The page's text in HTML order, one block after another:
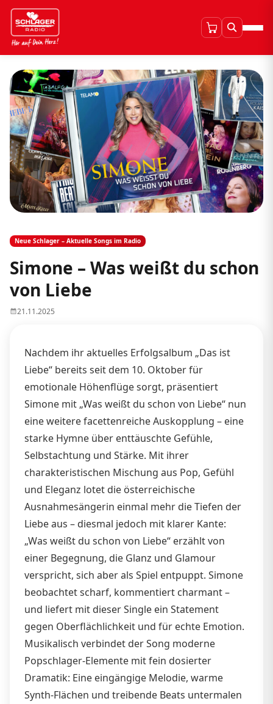
Neue Schlager – Aktuelle Songs im Radio
Simone – Was weißt du schon
von Liebe
21.11.2025
Nachdem ihr aktuelles Erfolgsalbum „Das ist
Liebe“ bereits seit dem 10. Oktober für
emotionale Höhenflüge sorgt, präsentiert
Simone mit „Was weißt du schon von Liebe“ nun
eine weitere facettenreiche Auskopplung – eine
starke Hymne über enttäuschte Gefühle,
Selbstachtung und Stärke. Mit ihrer
charakteristischen Mischung aus Pop, Gefühl
und Eleganz lotet die österreichische
Ausnahmesängerin einmal mehr die Tiefen der
Liebe aus – diesmal jedoch mit klarer Kante:
„Was weißt du schon von Liebe“ erzählt von
einer Begegnung, die Glanz und Glamour
verspricht, sich aber als Spiel entpuppt. Simone
beobachtet scharf, kommentiert charmant –
und liefert mit dieser Single ein Statement
gegen Oberflächlichkeit und für echte Emotion.
Musikalisch verbindet der Song moderne
Popschlager-Elemente mit fein dosierter
Dramatik: Eine eingängige Melodie, warme
Synth-Flächen und treibende Beats untermalen